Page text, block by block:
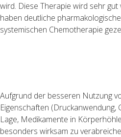
wird. Diese Therapie wird sehr gut
haben deutliche
systemischen Chemotherapie
Aufgrund der besseren Nutzung
Eigenschaften (Druckanwendung,
Lage, Medikamente in
besonders wirksam zu